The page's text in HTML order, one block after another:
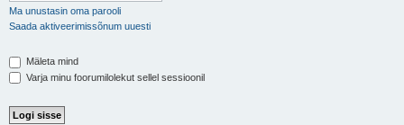
Ma unustasin oma parooli
Saada aktiveerimissõnum uuesti
Mäleta mind
Varja minu foorumilolekut sellel sessioonil